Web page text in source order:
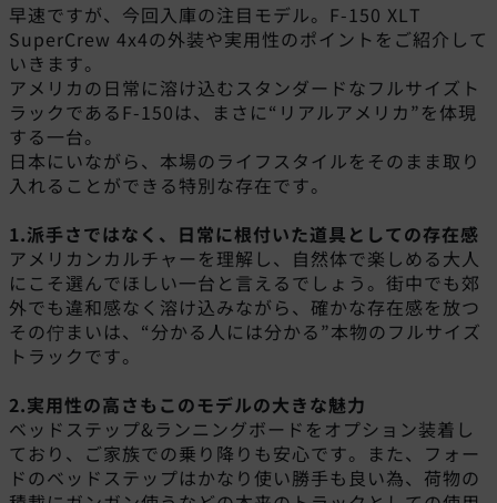
早速ですが、今回入庫の注目モデル。F-150 XLT
SuperCrew 4x4の外装や実用性のポイントをご紹介して
いきます。
アメリカの日常に溶け込むスタンダードなフルサイズト
ラックであるF-150は、まさに“リアルアメリカ”を体現
する一台。
日本にいながら、本場のライフスタイルをそのまま取り
入れることができる特別な存在です。
1.派手さではなく、日常に根付いた道具としての存在感
アメリカンカルチャーを理解し、自然体で楽しめる大人
にこそ選んでほしい一台と言えるでしょう。街中でも郊
外でも違和感なく溶け込みながら、確かな存在感を放つ
その佇まいは、“分かる人には分かる”本物のフルサイズ
トラックです。
2.実用性の高さもこのモデルの大きな魅力
ベッドステップ&ランニングボードをオプション装着し
ており、ご家族での乗り降りも安心です。また、フォー
ドのベッドステップはかなり使い勝手も良い為、荷物の